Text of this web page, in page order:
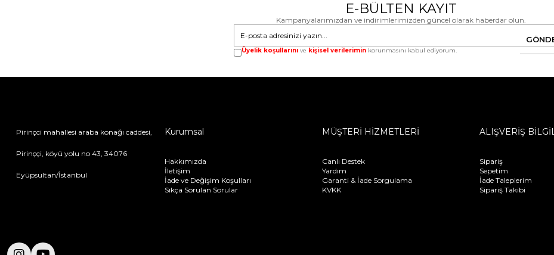
E-BÜLTEN KAYIT
Kampanyalarımızdan ve indirimlerimizden güncel olarak haberdar olun.
Üyelik koşullarını ve kişisel verilerimin korunmasını kabul ediyorum.
Pirinçci mahallesi araba konağı caddesi,
Pirinççi, köyü yolu no 43, 34076
Eyüpsultan/İstanbul
Kurumsal
Hakkımızda
İletişim
İade ve Değişim Koşulları
Sıkça Sorulan Sorular
MÜŞTERİ HİZMETLERİ
Canlı Destek
Yardım
Garanti & İade Sorgulama
KVKK
ALIŞVERİŞ
Sipariş
Sepetim
İade Taleplerim
Sipariş Takibi